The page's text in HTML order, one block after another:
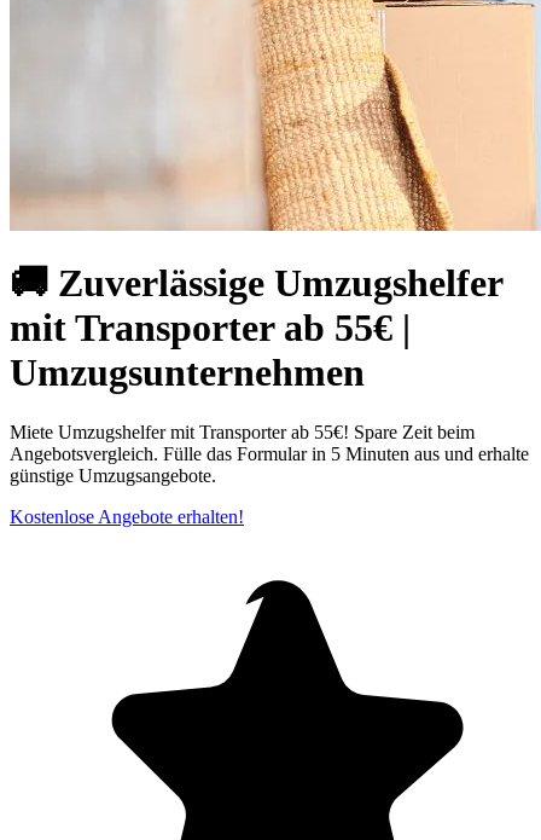
🚚 Zuverlässige Umzugshelfer
mit Transporter ab 55€ |
Umzugsunternehmen
Miete Umzugshelfer mit Transporter ab 55€! Spare Zeit beim
Angebotsvergleich. Fülle das Formular in 5 Minuten aus und erhalte
günstige Umzugsangebote.
Kostenlose Angebote erhalten!